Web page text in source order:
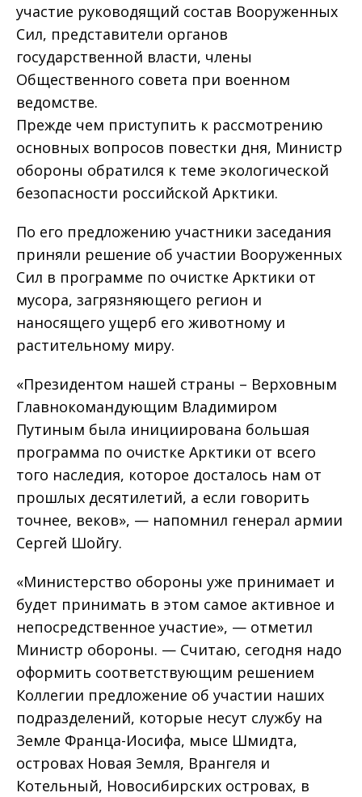
участие руководящий состав Вооруженных
Сил, представители органов
государственной власти, члены
Общественного совета при военном
ведомстве.
Прежде чем приступить к рассмотрению
основных вопросов повестки дня, Министр
обороны обратился к теме экологической
безопасности российской Арктики.
По его предложению участники заседания
приняли решение об участии Вооруженных
Сил в программе по очистке Арктики от
мусора, загрязняющего регион и
наносящего ущерб его животному и
растительному миру.
«Президентом нашей страны – Верховным
Главнокомандующим Владимиром
Путиным была инициирована большая
программа по очистке Арктики от всего
того наследия, которое досталось нам от
прошлых десятилетий, а если говорить
точнее, веков», — напомнил генерал армии
Сергей Шойгу.
«Министерство обороны уже принимает и
будет принимать в этом самое активное и
непосредственное участие», — отметил
Министр обороны. — Считаю, сегодня надо
оформить соответствующим решением
Коллегии предложение об участии наших
подразделений, которые несут службу на
Земле Франца-Иосифа, мысе Шмидта,
островах Новая Земля, Врангеля и
Котельный, Новосибирских островах, в